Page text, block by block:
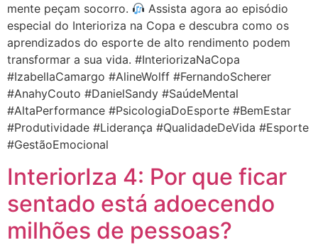
mente peçam socorro.
Assista agora ao episódio
especial do Interioriza na Copa e descubra como os
aprendizados do esporte de alto rendimento podem
transformar a sua vida. #InteriorizaNaCopa
#IzabellaCamargo #AlineWolff #FernandoScherer
#AnahyCouto #DanielSandy #SaúdeMental
#AltaPerformance #PsicologiaDoEsporte #BemEstar
#Produtividade #Liderança #QualidadeDeVida #Esporte
#GestãoEmocional
InteriorIza 4: Por que ficar
sentado está adoecendo
milhões de pessoas?